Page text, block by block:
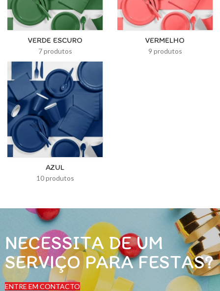
VERDE ESCURO
7 produtos
VERMELHO
9 produtos
AZUL
10 produtos
NECESSITA DE UM
SERVIÇO PARA FESTAS?
ENTRE EM CONTACTO